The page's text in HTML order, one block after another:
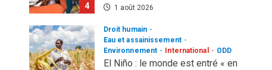
4 1 août 2026
Droit humain
Eau et assainissement
Environnement
International ODD
El Niño : le monde est entré « en